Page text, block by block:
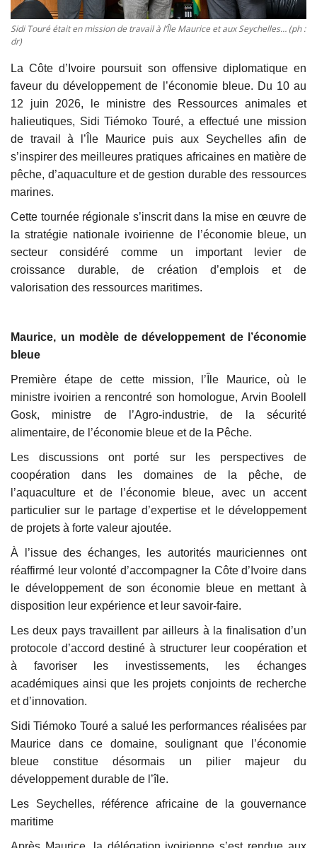
Sidi Touré était en mission de travail à l’Île Maurice et aux Seychelles… (ph :
dr)
La Côte d’Ivoire poursuit son offensive diplomatique en
faveur du développement de l’économie bleue. Du 10 au
12 juin 2026, le ministre des Ressources animales et
halieutiques, Sidi Tiémoko Touré, a effectué une mission
de travail à l’Île Maurice puis aux Seychelles afin de
s’inspirer des meilleures pratiques africaines en matière de
pêche, d’aquaculture et de gestion durable des ressources
marines.
Cette tournée régionale s’inscrit dans la mise en œuvre de
la stratégie nationale ivoirienne de l’économie bleue, un
secteur considéré comme un important levier de
croissance durable, de création d’emplois et de
valorisation des ressources maritimes.
Maurice, un modèle de développement de l’économie
bleue
Première étape de cette mission, l’Île Maurice, où le
ministre ivoirien a rencontré son homologue, Arvin Boolell
Gosk, ministre de l’Agro-industrie, de la sécurité
alimentaire, de l’économie bleue et de la Pêche.
Les discussions ont porté sur les perspectives de
coopération dans les domaines de la pêche, de
l’aquaculture et de l’économie bleue, avec un accent
particulier sur le partage d’expertise et le développement
de projets à forte valeur ajoutée.
À l’issue des échanges, les autorités mauriciennes ont
réaffirmé leur volonté d’accompagner la Côte d’Ivoire dans
le développement de son économie bleue en mettant à
disposition leur expérience et leur savoir-faire.
Les deux pays travaillent par ailleurs à la finalisation d’un
protocole d’accord destiné à structurer leur coopération et
à favoriser les investissements, les échanges
académiques ainsi que les projets conjoints de recherche
et d’innovation.
Sidi Tiémoko Touré a salué les performances réalisées par
Maurice dans ce domaine, soulignant que l’économie
bleue constitue désormais un pilier majeur du
développement durable de l’île.
Les Seychelles, référence africaine de la gouvernance
maritime